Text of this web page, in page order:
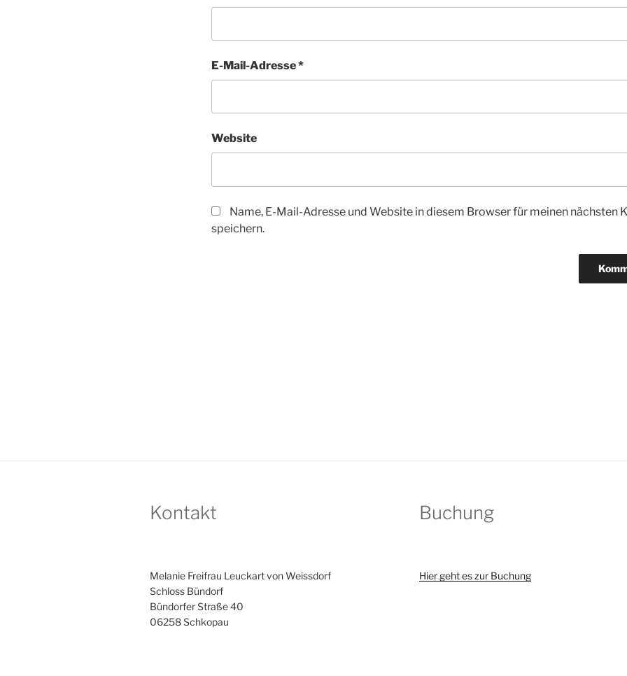
E-Mail-Adresse*
Website
Name, E-Mail-Adresse und Website in diesem Browser für meinen nächsten
speichern.
Kontakt
Melanie Freifrau Leuckart von Weissdorf
Schloss Bündorf
Bündorfer Straße 40
06258 Schkopau
Buchung
Hier geht es zur Buchung